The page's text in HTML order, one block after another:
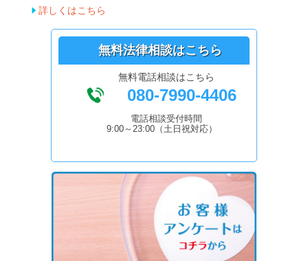
詳しくはこちら
無料法律相談はこちら
無料電話相談はこちら
080-7990-4406
電話相談受付時間
9:00～23:00（土日祝対応）